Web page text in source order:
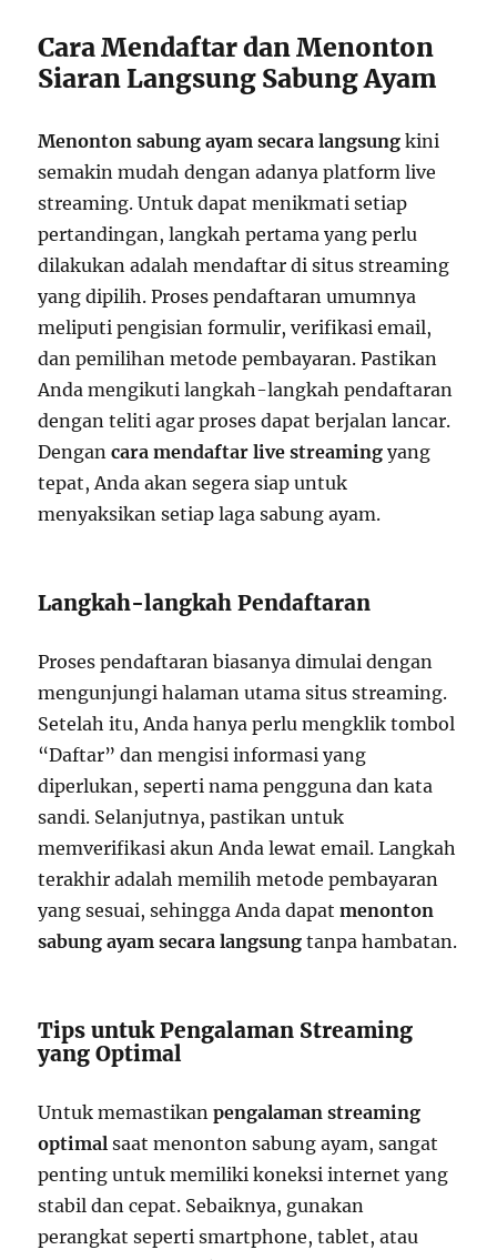
Cara Mendaftar dan Menonton
Siaran Langsung Sabung Ayam
Menonton sabung ayam secara langsung kini
semakin mudah dengan adanya platform live
streaming. Untuk dapat menikmati setiap
pertandingan, langkah pertama yang perlu
dilakukan adalah mendaftar di situs streaming
yang dipilih. Proses pendaftaran umumnya
meliputi pengisian formulir, verifikasi email,
dan pemilihan metode pembayaran. Pastikan
Anda mengikuti langkah-langkah pendaftaran
dengan teliti agar proses dapat berjalan lancar.
Dengancara mendaftar live streaming yang
tepat, Anda akan segera siap untuk
menyaksikan setiap laga sabung ayam.
Langkah-langkah Pendaftaran
Proses pendaftaran biasanya dimulai dengan
mengunjungi halaman utama situs streaming.
Setelah itu, Anda hanya perlu mengklik tombol
“Daftar” dan mengisi informasi yang
diperlukan, seperti nama pengguna dan kata
sandi. Selanjutnya, pastikan untuk
memverifikasi akun Anda lewat email. Langkah
terakhir adalah memilih metode pembayaran
yang sesuai, sehingga Anda dapatmenonton
sabung ayam secara langsung tanpa hambatan.
Tips untuk Pengalaman Streaming
yang Optimal
Untuk memastikanpengalaman streaming
optimal saat menonton sabung ayam, sangat
penting untuk memiliki koneksi internet yang
stabil dan cepat. Sebaiknya, gunakan
perangkat seperti smartphone, tablet, atau